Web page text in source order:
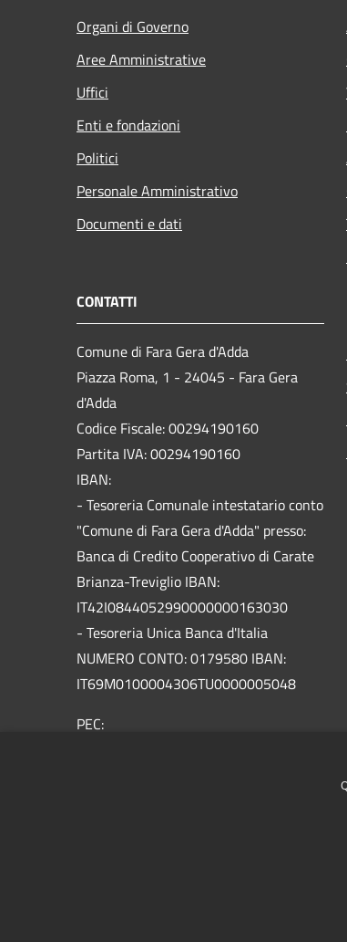
Organi di Governo
Aree Amministrative
Uffici
Enti e fondazioni
Politici
Personale Amministrativo
Documenti e dati
CONTATTI
Comune di Fara Gera d'Adda
Piazza Roma, 1 - 24045 - Fara Gera
d'Adda
Codice Fiscale: 00294190160
Partita IVA: 00294190160
IBAN:
- Tesoreria Comunale intestatario conto
"Comune di Fara Gera d'Adda" presso:
Banca di Credito Cooperativo di Carate
Brianza-Treviglio IBAN:
IT42I0844052990000000163030
- Tesoreria Unica Banca d'Italia
NUMERO CONTO: 0179580 IBAN:
IT69M0100004306TU0000005048
PEC: